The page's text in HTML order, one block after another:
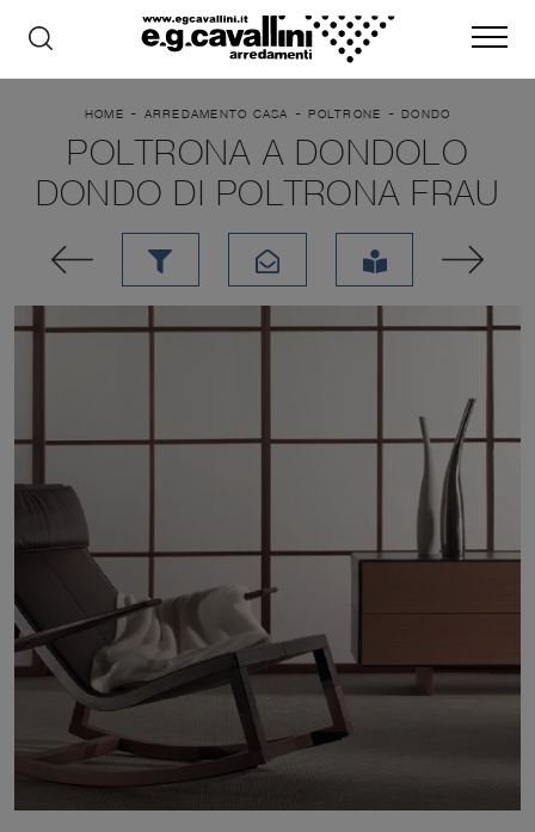
HOME - ARREDAMENTO CASA -POLTRONE - DONDO
POLTRONA A DONDOLO
DONDO DI POLTRONA FRAU